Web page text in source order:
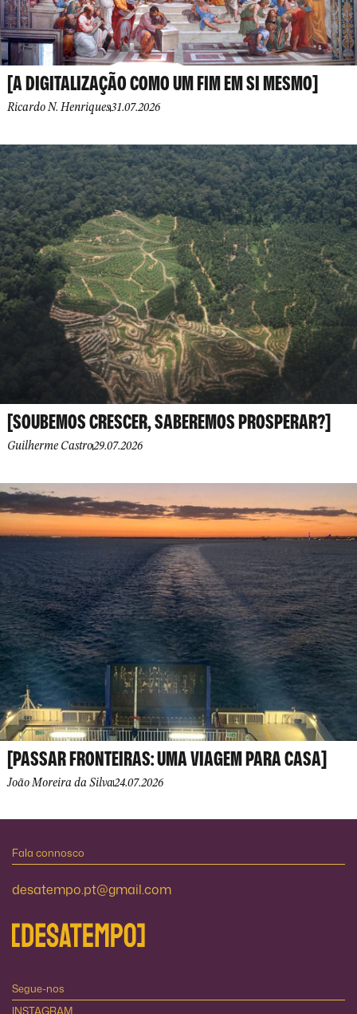
[A DIGITALIZAÇÃO COMO UM FIM EM SI MESMO]
Ricardo N. Henriques31.07.2026
[SOUBEMOS CRESCER, SABEREMOS PROSPERAR?]
Guilherme Castro29.07.2026
[PASSAR FRONTEIRAS: UMA VIAGEM PARA CASA]
João Moreira da Silva24.07.2026
Fala connosco
desatempo.pt@gmail.com
Segue-nos
INSTAGRAM